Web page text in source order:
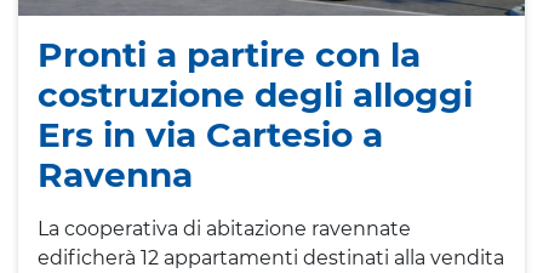
Pronti a partire con la
costruzione degli alloggi
Ers in via Cartesio a
Ravenna
La cooperativa di abitazione ravennate
edificherà 12 appartamenti destinati alla vendita